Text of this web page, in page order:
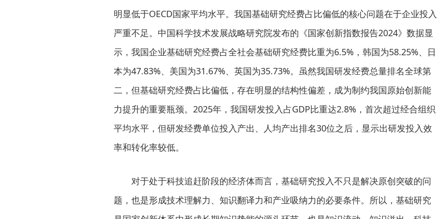
明显低于OECD国家平均水平。我国基础研究经费占比偏低的核心问题在于企业投入
严重不足。中国科学技术发展战略研究院发布的《国家创新指数报告2024》数据显
示，我国企业基础研究经费占全社会基础研究经费比重为6.5%，韩国为58.25%、日
本为47.83%、美国为31.67%、英国为35.73%。虽然我国研发经费总量排名全球第
二，但基础研究经费占比偏低，存在明显的结构性偏差，成为制约我国原始创新能
力提升的重要瓶颈。2025年，我国研发投入占GDP比重达2.8%，首次超过经合组织
平均水平，但研发经费单位投入产出、人均产出排名30位之后，显示出研发投入效
率和转化率较低。
对于处于科技追赶阶段的经济体而言，基础研究投入不只是解决原创突破的问
题，也是形成技术理解力、知识翻译力和产业吸纳力的必要条件。所以，基础研究